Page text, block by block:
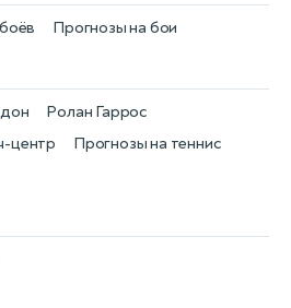
Прогнозы на бои
центр
Прогнозы на теннис
Ролан Гаррос